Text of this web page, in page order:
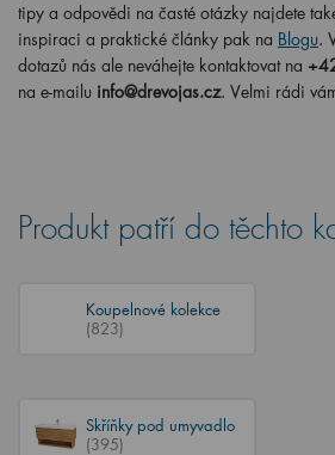
tipy a odpovědi na časté otázky najdete
inspiraci a praktické články pak na Blogu.
dotazů nás ale neváhejte kontaktovat na
na e-mailu info@drevojas.cz. Velmi rádi
Produkt patří do těchto
Koupelnové kolekce
(823)
Skříňky pod umyvadlo
(395)